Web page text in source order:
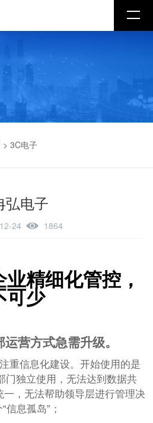
>3C电子
弘电子
24 1864
精细化管控，
可少
营方式急需升级。
重信息化建设。开始使用的是
门独立使用，无法达到数据共
，无法帮助领导层进行管理决
信息孤岛”；